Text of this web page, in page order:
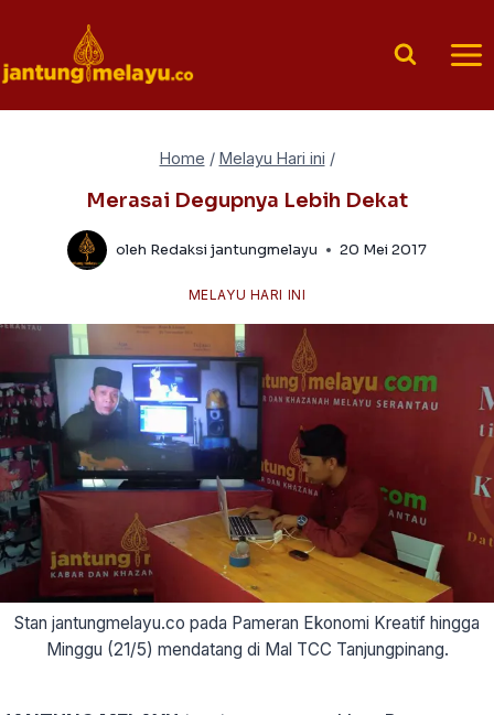
content
Home / Melayu Hari ini /
Merasai Degupnya Lebih Dekat
oleh Redaksi jantungmelayu 20 Mei 2017
MELAYU HARI INI
Stan jantungmelayu.co pada Pameran Ekonomi Kreatif hingga
Minggu (21/5) mendatang di Mal TCC Tanjungpinang.